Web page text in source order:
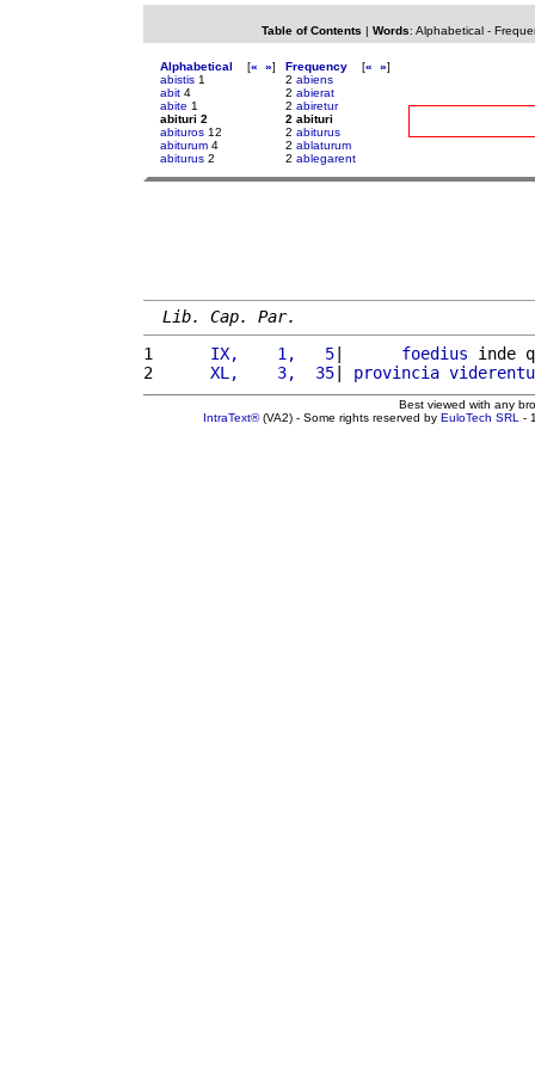
Table of Contents | Words: Alphabetical-
Alphabetical [« »]
abistis 1
abit 4
abite 1
abituri 2
abituros 12
abiturum 4
abiturus 2
Frequency [« »]
2 abiens
2 abierat
2 abiretur
2 abituri
2 abiturus
2 ablaturum
2 ablegarent
Lib. Cap. Par.
1
     IX,    1,   5
| foedius inde
2
     XL,    3,  35
| provincia
Best viewed with any
IntraText®(VA2) - Some rights reserved by EuloTech SRL -